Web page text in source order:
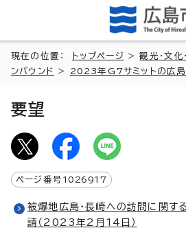
現在の位置： トップページ >観光・文化
ンバウンド
> 2023年G7サミットの広
要望
ページ番号 1026917
被爆地広島・長崎への訪問に関す
請（2023年2月14日）